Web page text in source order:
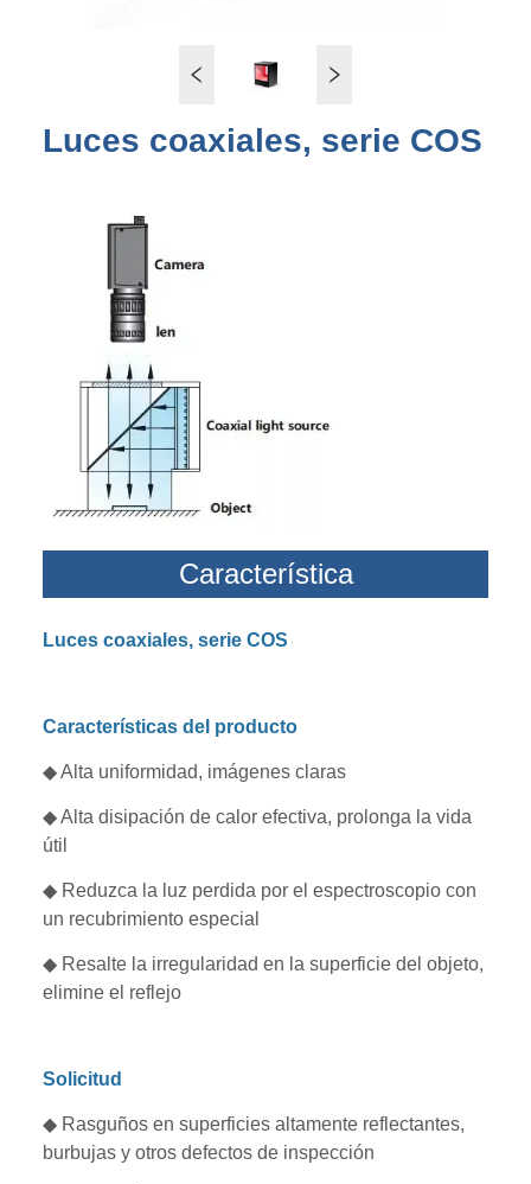
Luces coaxiales, serie COS
Característica